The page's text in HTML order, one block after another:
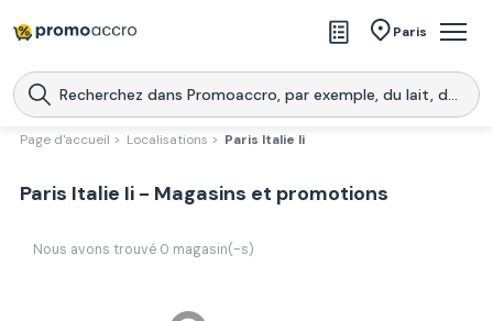
Paris
Magasins
Produits
Promoaccro
l'application
Page d'accueil > Localisations > Paris Italie Ii
Paris Italie Ii - Magasins et promotions
Nous avons trouvé 0 magasin(-s)